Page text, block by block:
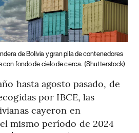
de Bolivia y gran pila de contenedores
con fondo de cielo de cerca. (Shutterstock)
hasta agosto pasado, de
por IBCE, las
cayeron en
mismo período de 2024